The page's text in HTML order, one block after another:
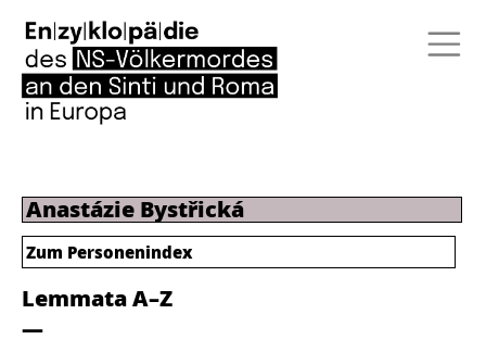
Anastázie Bystřická
Lemmata A–Z
Zum Personenindex